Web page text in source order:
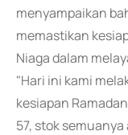
menyampaikan
memastikan
Niaga dalam
"Hari ini kami
kesiapan
57, stok